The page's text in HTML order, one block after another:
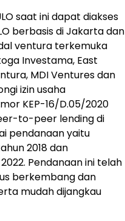
saat ini dapat diakses
berbasis di Jakarta dan
ventura terkemuka
Investama, East
MDI Ventures dan
izin usaha
KEP-16/D.05/2020
to-peer lending di
pendanaan yaitu
2018 dan
Pendanaan ini telah
berkembang dan
mudah dijangkau